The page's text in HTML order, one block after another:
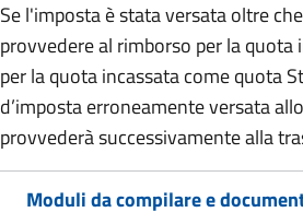
Se l'imposta è stata versata oltre
provvedere al rimborso per la
per la quota incassata come quota
d’imposta erroneamente versata
provvederà successivamente alla
Moduli da compilare e